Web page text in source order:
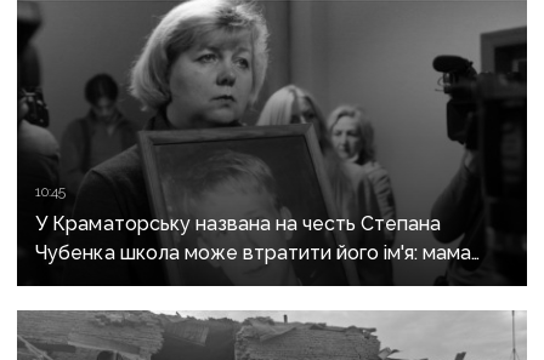
10:45
У Краматорську названа на честь Степана
Чубенка школа може втратити його ім'я: мама
загиблого героя розповіла про рішення влади